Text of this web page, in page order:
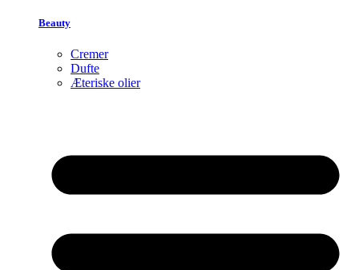
Beauty
Cremer
Dufte
Æteriske olier